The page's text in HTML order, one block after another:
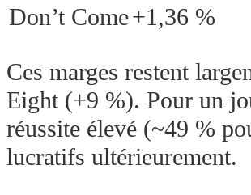
Don’t Come+1,36 %
Ces marges restent
Eight (+9 %). Pour un
réussite élevé (~49 %
lucratifs ultérieurement.